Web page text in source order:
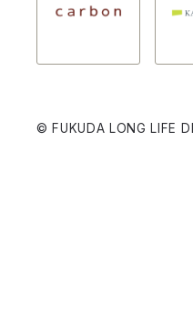
© FUKUDA LONG LIFE